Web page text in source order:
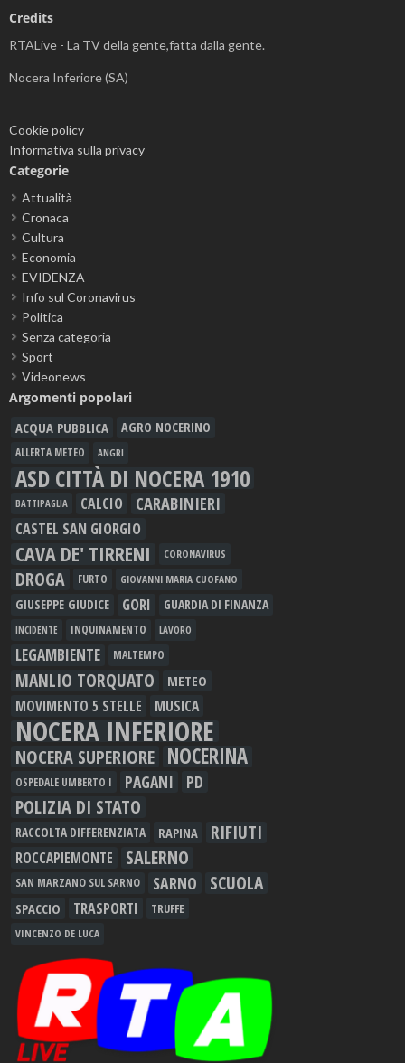
Credits
RTALive - La TV della gente,fatta dalla gente.
Nocera Inferiore (SA)
Cookie policy
Informativa sulla privacy
Categorie
Attualità
Cronaca
Cultura
Economia
EVIDENZA
Info sul Coronavirus
Politica
Senza categoria
Sport
Videonews
Argomenti popolari
ACQUA PUBBLICA AGRO NOCERINO
ALLERTA METEO ANGRI
ASD CITTÀ DI NOCERA 1910
BATTIPAGLIA CALCIO CARABINIERI
CASTEL SAN GIORGIO
CAVA DE' TIRRENI CORONAVIRUS
DROGA FURTO GIOVANNI MARIA CUOFANO
GIUSEPPE GIUDICE GORI GUARDIA DI FINANZA
INCIDENTE INQUINAMENTO LAVORO
LEGAMBIENTE MALTEMPO
MANLIO TORQUATO METEO
MOVIMENTO 5 STELLE MUSICA
NOCERA INFERIORE
NOCERA SUPERIORE NOCERINA
OSPEDALE UMBERTO I PAGANI PD
POLIZIA DI STATO
RACCOLTA DIFFERENZIATA RAPINA RIFIUTI
ROCCAPIEMONTE SALERNO
SAN MARZANO SUL SARNO SARNO SCUOLA
SPACCIO TRASPORTI TRUFFE
VINCENZO DE LUCA